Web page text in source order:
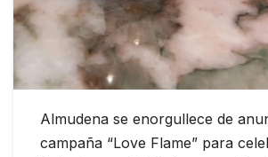
Almudena se enorgullece de
campaña “Love Flame” para